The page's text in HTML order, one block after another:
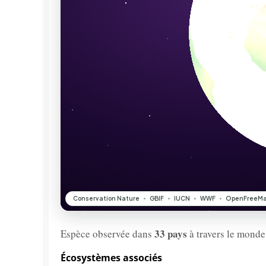
Espèce observée dans 33 pays à travers le
Écosystèmes associés